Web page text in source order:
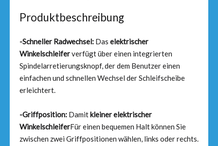
Produktbeschreibung
-Schneller Radwechsel: Das elektrischer
Winkelschleiferverfügt über einen integrierten
Spindelarretierungsknopf, der dem Benutzer einen
einfachen und schnellen Wechsel der Schleifscheibe
erleichtert.
-Griffposition: Damitkleiner elektrischer
WinkelschleiferFür einen bequemen Halt können Sie
zwischen zwei Griffpositionen wählen, links oder rechts.